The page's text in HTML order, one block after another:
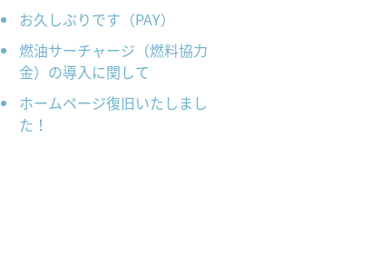
お久しぶりです（PAY）
燃油サーチャージ（燃料協力
金）の導入に関して
ホームページ復旧いたしまし
た！